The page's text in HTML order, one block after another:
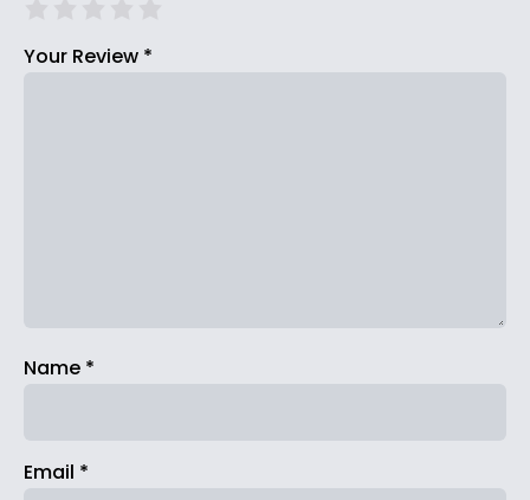
Your Review *
Name *
Email *